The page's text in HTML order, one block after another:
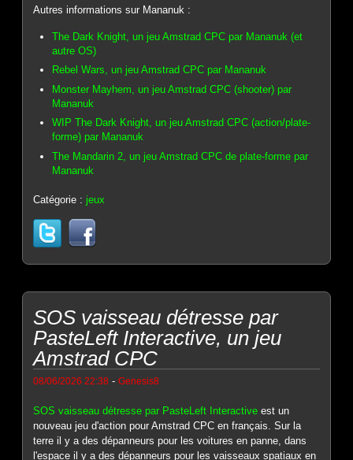
Autres informations sur Mananuk :
The Dark Knight, un jeu Amstrad CPC par Mananuk (et
autre OS)
Rebel Wars, un jeu Amstrad CPC par Mananuk
Monster Mayhem, un jeu Amstrad CPC (shooter) par
Mananuk
WIP The Dark Knight, un jeu Amstrad CPC (action/plate-
forme) par Mananuk
The Mandarin 2, un jeu Amstrad CPC de plate-forme par
Mananuk
Catégorie :jeux
SOS vaisseau détresse par
PasteLeft Interactive, un jeu
Amstrad CPC
08/06/2026 22:38 -Genesis8
SOS vaisseau détresse par PasteLeft Interactive est un
nouveau jeu d'action pour Amstrad CPC en français. Sur la
terre il y a des dépanneurs pour les voitures en panne, dans
l'espace il y a des dépanneurs pour les vaisseaux spatiaux en